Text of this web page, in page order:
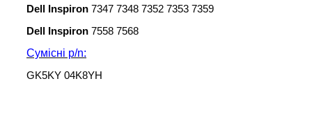
Dell Inspiron 7347 7348 7352 7353 7359
Dell Inspiron 7558 7568
Сумісні p/n:
GK5KY 04K8YH